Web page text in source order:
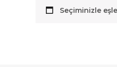
Seçiminizle